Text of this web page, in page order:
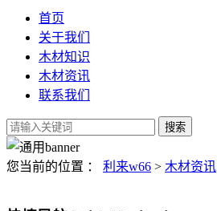
首页
关于我们
木材知识
木材资讯
联系我们
您当前的位置 ： 利来w66 > 木材资讯